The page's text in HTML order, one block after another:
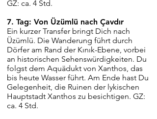
GZ: ca. 4 Std.
7. Tag: Von Üzümlü nach Çavdır
Ein kurzer Transfer bringt Dich nach
Üzümlü. Die Wanderung führt durch
Dörfer am Rand der Kınık-Ebene, vorbei
an historischen Sehenswürdigkeiten. Du
folgst dem Aquädukt von Xanthos, das
bis heute Wasser führt. Am Ende hast Du
Gelegenheit, die Ruinen der lykischen
Hauptstadt Xanthos zu besichtigen. GZ:
ca. 4 Std.